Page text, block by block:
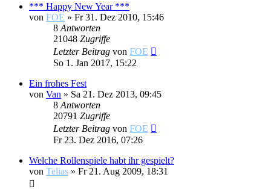
*** Happy New Year ***
von FOE » Fr 31. Dez 2010, 15:46
8 Antworten
21048 Zugriffe
Letzter Beitrag von FOE
So 1. Jan 2017, 15:22
Ein frohes Fest
von Van » Sa 21. Dez 2013, 09:45
8 Antworten
20791 Zugriffe
Letzter Beitrag von FOE
Fr 23. Dez 2016, 07:26
Welche Rollenspiele habt ihr gespielt?
von Telias » Fr 21. Aug 2009, 18:31